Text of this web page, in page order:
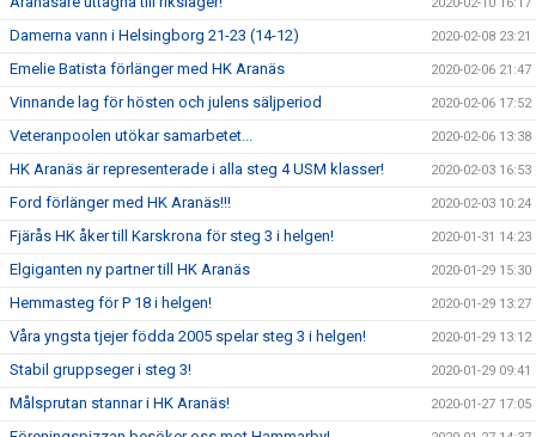
Damerna vann i Helsingborg 21-23 (14-12) 2020-02-08 23:21
Emelie Batista förlänger med HK Aranäs 2020-02-06 21:47
Vinnande lag för hösten och julens säljperiod 2020-02-06 17:52
Veteranpoolen utökar samarbetet... 2020-02-06 13:38
HK Aranäs är representerade i alla steg 4 USM klasser! 2020-02-03 16:53
Ford förlänger med HK Aranäs!!! 2020-02-03 10:24
Fjärås HK åker till Karskrona för steg 3 i helgen! 2020-01-31 14:23
Elgiganten ny partner till HK Aranäs 2020-01-29 15:30
Hemmasteg för P 18 i helgen! 2020-01-29 13:27
Våra yngsta tjejer födda 2005 spelar steg 3 i helgen! 2020-01-29 13:12
Stabil gruppseger i steg 3! 2020-01-29 09:41
Målsprutan stannar i HK Aranäs! 2020-01-27 17:05